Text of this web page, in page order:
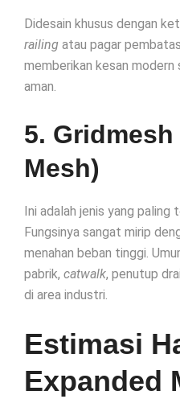
Didesain khusus dengan
railing atau pagar
memberikan kesan modern
aman.
5.
Mesh)
Ini adalah jenis yang paling
Fungsinya sangat mirip
menahan beban tinggi.
pabrik, catwalk, penutup
di area industri.
Estimasi
Expanded